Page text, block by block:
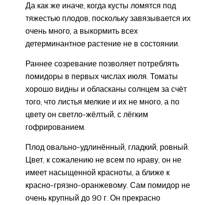
Да как же иначе, когда кусты ломятся под
тяжестью плодов, поскольку завязывается их
очень много, а выкормить всех
детерминантное растение не в состоянии.
Раннее созревание позволяет потреблять
помидоры в первых числах июля. Томаты
хорошо видны и обласканы солнцем за счёт
того, что листья мелкие и их не много, а по
цвету он светло-жёлтый, с лёгким
гофрированием.
Плод овально-удлинённый, гладкий, ровный.
Цвет, к сожалению не всем по нраву, он не
имеет насыщенной красноты, а ближе к
красно-грязно-оранжевому. Сам помидор не
очень крупный до 90 г. Он прекрасно